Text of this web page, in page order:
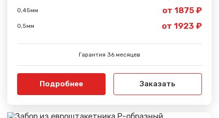
0,45мм от 1875 ₽
0,5мм от 1923 ₽
Гарантия 36 месяцев
Подробнее Заказать